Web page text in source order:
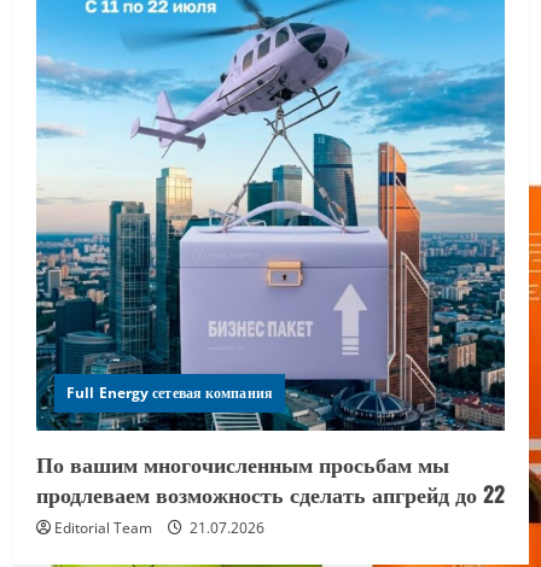
Full Energy сетевая компания
По вашим многочисленным просьбам мы
продлеваем возможность сделать апгрейд до 22
Editorial Team 21.07.2026